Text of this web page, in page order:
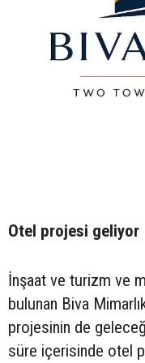
Otel projesi geliyor
İnşaat ve turizm ve
bulunan Biva
projesinin de
süre içerisinde otel